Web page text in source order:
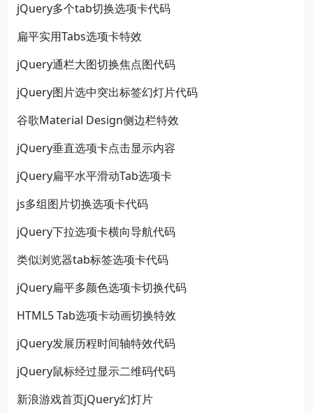
jQuery多个tab切换选项卡代码
扁平实用Tabs选项卡特效
jQuery通栏大图切换焦点图代码
jQuery图片选中突出标签幻灯片代码
谷歌Material Design侧边栏特效
jQuery垂直选项卡点击显示内容
jQuery扁平水平滑动Tab选项卡
js多组图片切换选项卡代码
jQuery下拉选项卡横向导航代码
类似浏览器tab标签选项卡代码
jQuery扁平多颜色选项卡切换代码
HTML5 Tab选项卡动画切换特效
jQuery发展历程时间轴特效代码
jQuery鼠标经过显示二维码代码
新浪游戏首页jQuery幻灯片